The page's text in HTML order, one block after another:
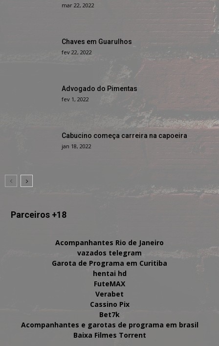
mar 22, 2022
Chaves em Guarulhos
fev 22, 2022
Advogado do Pimentas
fev 1, 2022
Cabucino começa carreira na capoeira
jan 18, 2022
Parceiros +18
Acompanhantes Rio de Janeiro
vazados telegram
Garota de Programa em Curitiba
hentai hd
FuteMAX
Verabet
Cassino Pix
Bet7k
Acompanhantes e garotas de programa em brasil
Baixa Filmes Torrent